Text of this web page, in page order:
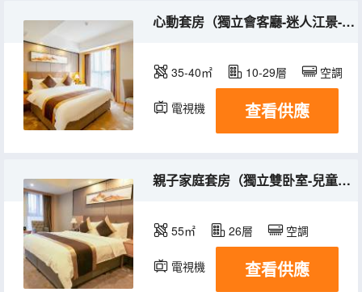
心動套房（獨立會客廳-迷人江景-茶具）
35-40㎡ 10-29層 空調
電視機 冰箱
查看供應
親子家庭套房（獨立雙卧室-兒童帳篷-小冰箱）
55㎡ 26層 空調
電視機 查看供應